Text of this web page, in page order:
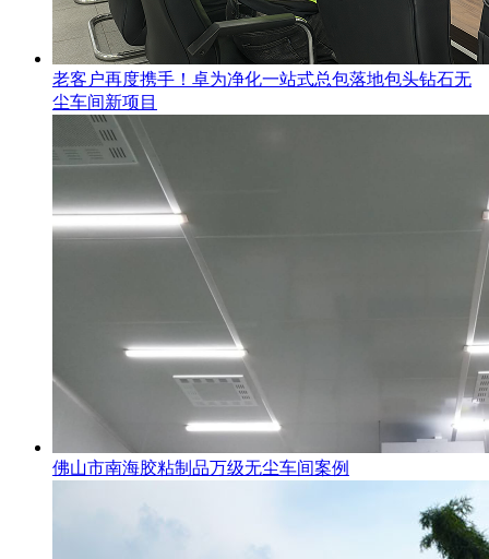
老客户再度携手！卓为净化一站式总包落地包头钻石无
尘车间新项目
佛山市南海胶粘制品万级无尘车间案例